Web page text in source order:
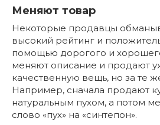
Меняют товар
Некоторые продавцы
высокий рейтинг и
помощью дорогого и
меняют описание и продают
качественную вещь, но за те
Например, сначала продают
натуральным пухом, а потом
слово «пух» на «синтепон».